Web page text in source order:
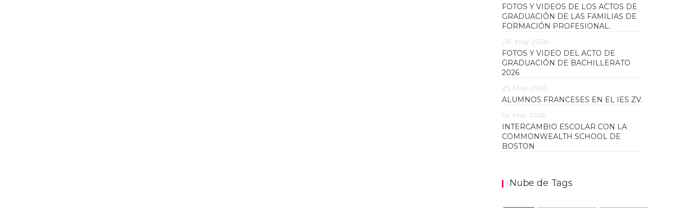
FOTOS Y VIDEOS DE LOS ACTOS DE
GRADUACIÓN DE LAS FAMILIAS DE
FORMACIÓN PROFESIONAL.
28, May 2026
FOTOS Y VIDEO DEL ACTO DE
GRADUACIÓN DE BACHILLERATO
2026
25, May 2026
ALUMNOS FRANCESES EN EL IES ZV.
14, May 2026
INTERCAMBIO ESCOLAR CON LA
COMMONWEALTH SCHOOL DE
BOSTON
Nube de Tags